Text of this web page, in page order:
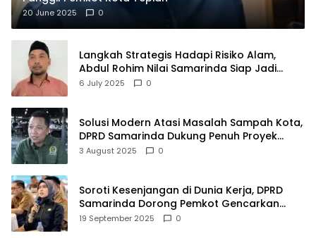
20 June 2025 0
Langkah Strategis Hadapi Risiko Alam,
Abdul Rohim Nilai Samarinda Siap Jadi
Pusat Logistik Bencana Kalimantan
6 July 2025 0
Solusi Modern Atasi Masalah Sampah Kota,
DPRD Samarinda Dukung Penuh Proyek
PLTSA
3 August 2025 0
Soroti Kesenjangan di Dunia Kerja, DPRD
Samarinda Dorong Pemkot Gencarkan
Pemberdayaan Perempuan
19 September 2025 0